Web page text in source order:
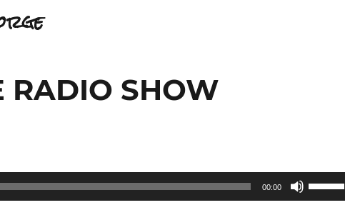
RADIO SHOW
00:00
Utilisez
les